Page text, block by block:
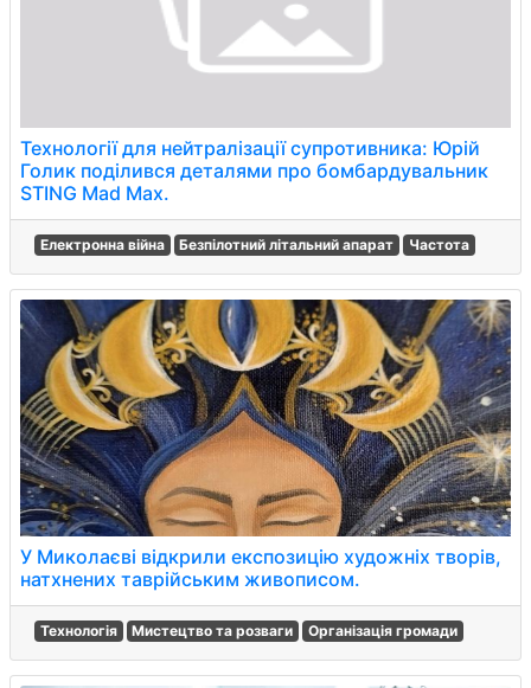
Технології для нейтралізації супротивника: Юрій
Голик поділився деталями про бомбардувальник
STING Mad Max.
Електронна війна Безпілотний літальний апарат Частота
У Миколаєві відкрили експозицію художніх творів,
натхнених таврійським живописом.
Технологія Мистецтво та розваги Організація громади